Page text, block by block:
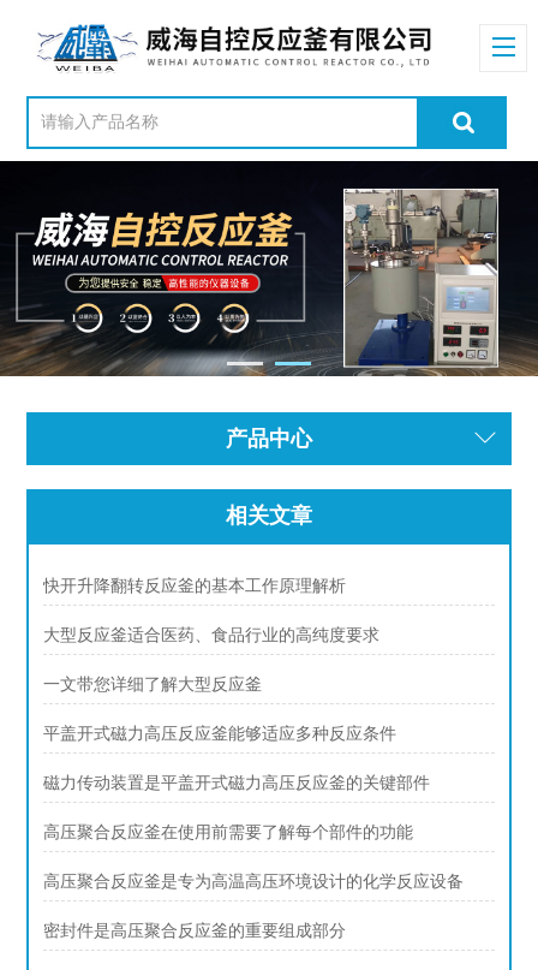
产品中心
相关文章
快开升降翻转反应釜的基本工作原理解析
大型反应釜适合医药、食品行业的高纯度要求
一文带您详细了解大型反应釜
平盖开式磁力高压反应釜能够适应多种反应条件
磁力传动装置是平盖开式磁力高压反应釜的关键部件
高压聚合反应釜在使用前需要了解每个部件的功能
高压聚合反应釜是专为高温高压环境设计的化学反应设备
密封件是高压聚合反应釜的重要组成部分